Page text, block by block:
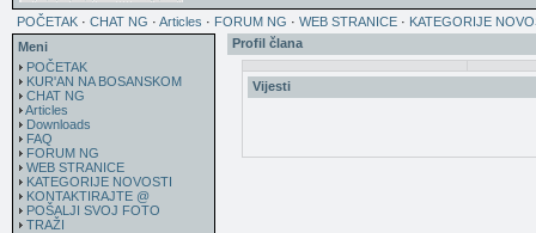
POČETAK · CHAT NG · Articles · FORUM NG · WEB STRANICE · KATEGORIJE
Meni
POČETAK
KUR'AN NA BOSANSKOM
CHAT NG
Articles
Downloads
FAQ
FORUM NG
WEB STRANICE
KATEGORIJE NOVOSTI
KONTAKTIRAJTE @
POŠALJI SVOJ FOTO
TRAŽI
Profil člana
Vijesti